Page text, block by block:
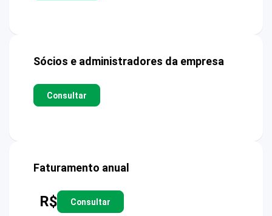
Sócios e administradores da empresa
Consultar
Faturamento anual
R$ Consultar